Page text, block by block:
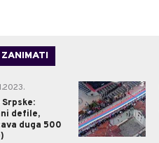
ZANIMATI
defile,
duga 500
3